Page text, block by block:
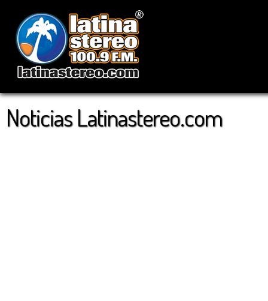
Noticias Latinastereo.com